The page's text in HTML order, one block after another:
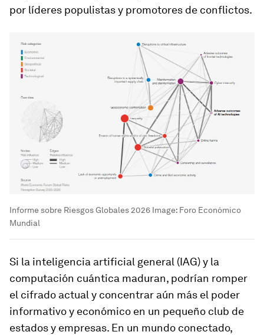
por líderes populistas y promotores de conflictos.
Informe sobre Riesgos Globales 2026 Image: Foro Económico
Mundial
Si la inteligencia artificial general (IAG) y la
computación cuántica maduran, podrían romper
el cifrado actual y concentrar aún más el poder
informativo y económico en un pequeño club de
estados y empresas. En un mundo conectado,